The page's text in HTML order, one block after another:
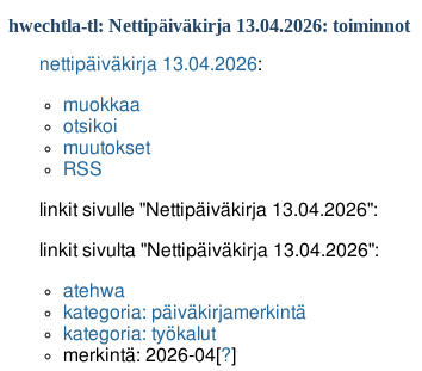
hwechtla-tl: Nettipäiväkirja 13.04.2026: toiminnot
nettipäiväkirja 13.04.2026:
muokkaa
otsikoi
muutokset
RSS
linkit sivulle "Nettipäiväkirja 13.04.2026":
linkit sivulta "Nettipäiväkirja 13.04.2026":
atehwa
kategoria: päiväkirjamerkintä
kategoria: työkalut
merkintä: 2026-04[?]